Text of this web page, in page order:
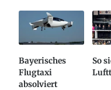
Bayerisches
Flugtaxi
absolviert
So